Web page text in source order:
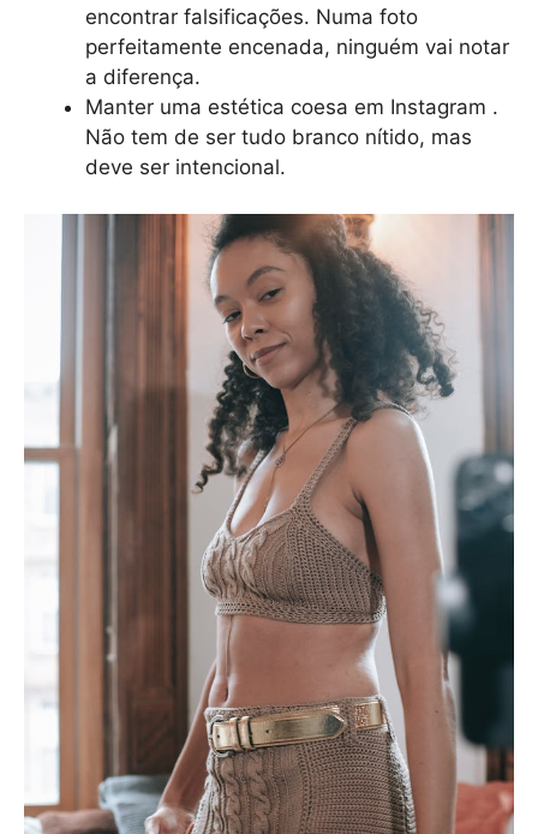
encontrar falsificações. Numa foto
perfeitamente encenada, ninguém vai notar
a diferença.
Manter uma estética coesa em Instagram .
Não tem de ser tudo branco nítido, mas
deve ser intencional.